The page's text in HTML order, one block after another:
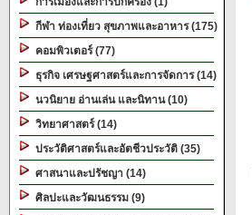
กีฬา ท่องเที่ยว สุขภาพและอาหาร (175)
คอมพิวเตอร์ (77)
ธุรกิจ เศรษฐศาสตร์และการจัดการ (14)
นวนิยาย อ่านเล่น และนิทาน (10)
วิทยาศาสตร์ (14)
ประวัติศาสตร์และอัตชีวประวัติ (35)
ศาสนาและปรัชญา (14)
ศิลปะและวัฒนธรรม (9)